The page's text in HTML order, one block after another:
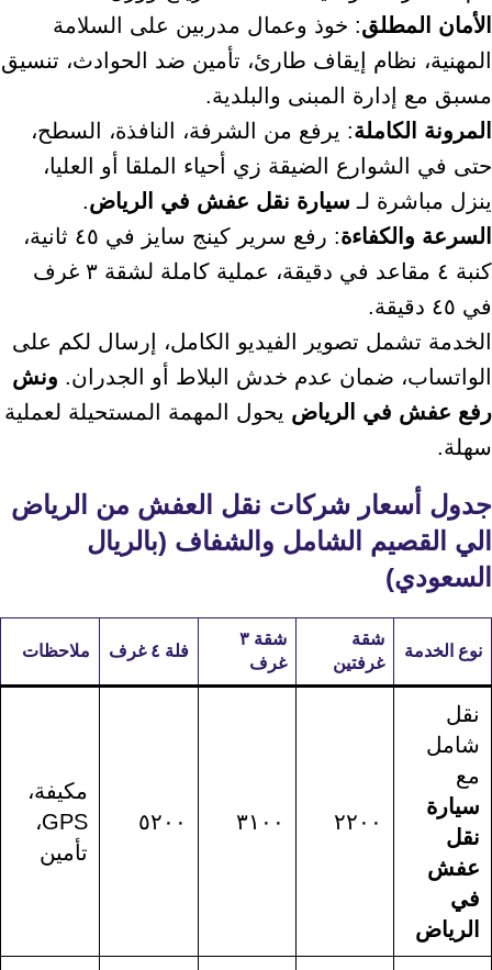
الأمان المطلق: خوذ وعمال مدربين على السلامة
المهنية، نظام إيقاف طارئ، تأمين ضد الحوادث، تنسيق
مسبق مع إدارة المبنى والبلدية.
المرونة الكاملة: يرفع من الشرفة، النافذة، السطح،
حتى في الشوارع الضيقة زي أحياء الملقا أو العليا،
ينزل مباشرة لـ سيارة نقل عفش في الرياض.
السرعة والكفاءة
: رفع سرير كينج سايز في ٤٥ ثانية،
كنبة ٤ مقاعد في دقيقة، عملية كاملة لشقة ٣ غرف
في ٤٥ دقيقة.
الخدمة تشمل تصوير الفيديو الكامل، إرسال لكم على
الواتساب، ضمان عدم خدش البلاط أو الجدران. ونش
رفع عفش في الرياض يحول المهمة المستحيلة لعملية
سهلة.
جدول أسعار شركات نقل العفش من الرياض
الي القصيم الشامل والشفاف (بالريال
السعودي)
نوع الخدمة
شقة
غرفتين
شقة ٣
غرف
فلة ٤ غرف ملاحظات
نقل
شامل
مع
سيارة
نقل
عفش
في
الرياض
٢٢٠٠ ٣١٠٠ ٥٢٠٠
مكيفة،
GPS،
تأمين